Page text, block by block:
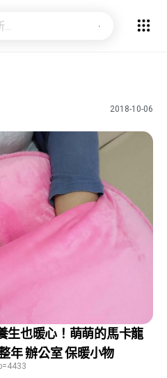
2018-10-06
生也暖心！萌萌的馬卡龍
年 辦公室 保暖小物